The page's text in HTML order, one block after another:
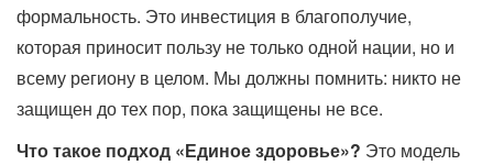
формальность. Это инвестиция в благополучие,
которая приносит пользу не только одной нации, но и
всему региону в целом. Мы должны помнить: никто не
защищен до тех пор, пока защищены не все.
Что такое подход «Единое здоровье»? Это модель